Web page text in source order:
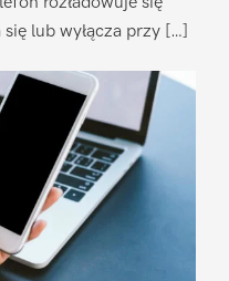
lub wyłącza przy […]